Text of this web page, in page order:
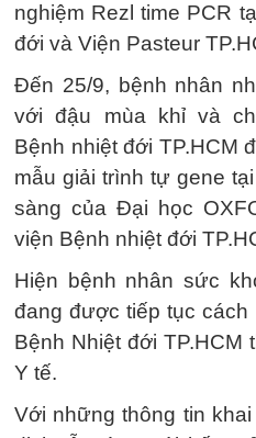
nghiệm Rezl time PCR
đới và Viện Pasteur
Đến 25/9, bệnh nhân
với đậu mùa khỉ và
Bệnh nhiệt đới TP.HCM
mẫu giải trình tự gene
sàng của Đại học
viện Bệnh nhiệt đới
Hiện bệnh nhân sức
đang được tiếp tục cách
Bệnh Nhiệt đới TP.HCM
Y tế.
Với những thông tin